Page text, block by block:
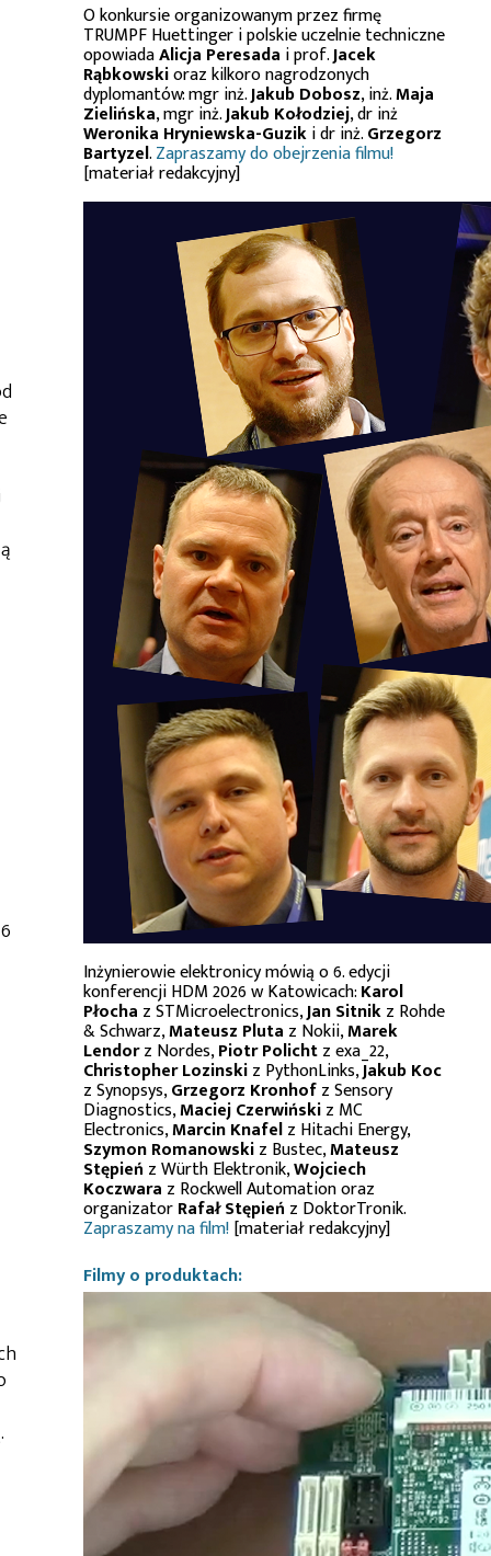
O konkursie organizowanym przez firmę
TRUMPF Huettinger i polskie uczelnie techniczne
opowiadaAlicja Peresada i prof.Jacek
Rąbkowskioraz kilkoro nagrodzonych
dyplomantów: mgr inż.Jakub Dobosz, inż.Maja
Zielińska, mgr inż.Jakub Kołodziej, dr inż
Weronika Hryniewska-Guziki dr inż.Grzegorz
Bartyzel.Zapraszamy do obejrzenia filmu!
[materiał redakcyjny]
Inżynierowie elektronicy mówią o 6. edycji
konferencji HDM 2026 w Katowicach:Karol
Płocha z STMicroelectronics,Jan Sitnikz Rohde
& Schwarz,Mateusz Pluta z Nokii,Marek
Lendorz Nordes,Piotr Polichtz exa_22,
Christopher Lozinskiz PythonLinks,Jakub Koc
z Synopsys,Grzegorz Kronhofz Sensory
Diagnostics,Maciej Czerwińskiz MC
Electronics,Marcin Knafelz Hitachi Energy,
Szymon Romanowskiz Bustec,Mateusz
Stępień z Würth Elektronik,Wojciech
Koczwara z Rockwell Automation oraz
organizatorRafał Stępień z DoktorTronik.
Zapraszamy na film![materiał redakcyjny]
Filmy o produktach: